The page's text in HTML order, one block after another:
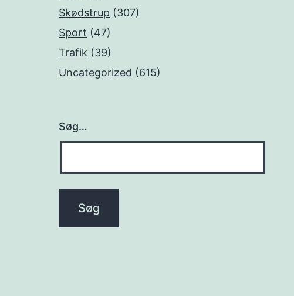
Skødstrup (307)
Sport (47)
Trafik (39)
Uncategorized (615)
Søg…